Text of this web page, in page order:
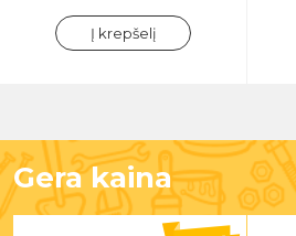
Į krepšelį
Gera kaina